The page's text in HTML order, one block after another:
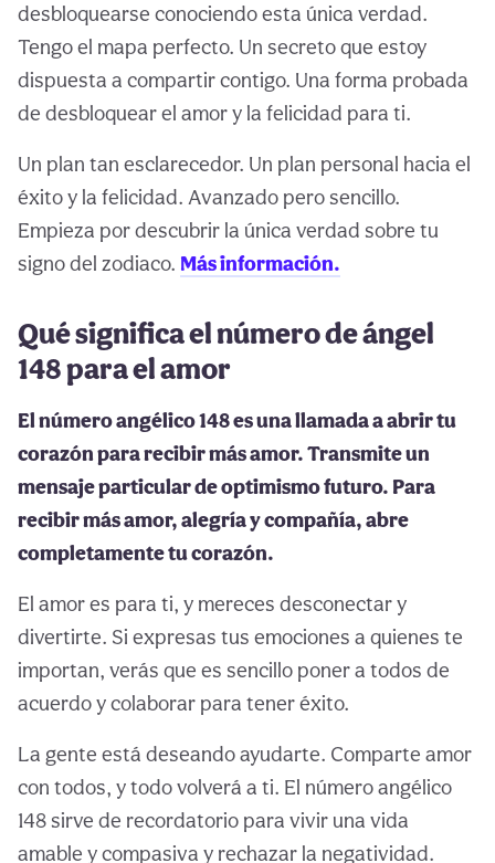
desbloquearse conociendo esta única verdad.
Tengo el mapa perfecto. Un secreto que estoy
dispuesta a compartir contigo. Una forma probada
de desbloquear el amor y la felicidad para ti.
Un plan tan esclarecedor. Un plan personal hacia el
éxito y la felicidad. Avanzado pero sencillo.
Empieza por descubrir la única verdad sobre tu
signo del zodiaco. Más información.
Qué significa el número de ángel
148 para el amor
El número angélico 148 es una llamada a abrir tu
corazón para recibir más amor. Transmite un
mensaje particular de optimismo futuro. Para
recibir más amor, alegría y compañía, abre
completamente tu corazón.
El amor es para ti, y mereces desconectar y
divertirte. Si expresas tus emociones a quienes te
importan, verás que es sencillo poner a todos de
acuerdo y colaborar para tener éxito.
La gente está deseando ayudarte. Comparte amor
con todos, y todo volverá a ti. El número angélico
148 sirve de recordatorio para vivir una vida
amable y compasiva y rechazar la negatividad.